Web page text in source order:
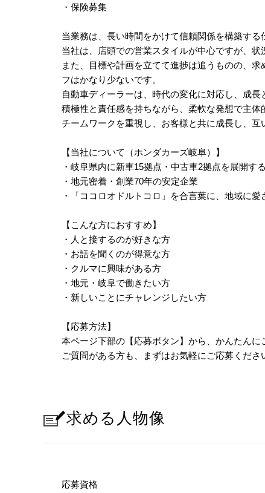
・保険募集
当業務は、長い時間をかけて信頼関係を構築する
当社は、店頭での営業スタイルが中心ですが、状
また、目標や計画を立てて進捗は追うものの、
フはかなり少ないです。
自動車ディーラーは、時代の変化に対応し、成長
積極性と責任感を持ちながら、柔軟な発想で主体
チームワークを重視し、お客様と共に成長し、
【当社について（ホンダカーズ岐阜）】
・岐阜県内に新車15拠点・中古車2拠点を展開す
・地元密着・創業70年の安定企業
・「ココロオドルトコロ」を合言葉に、地域に
【こんな方におすすめ】
・人と接するのが好きな方
・お話を聞くのが得意な方
・クルマに興味がある方
・地元・岐阜で働きたい方
・新しいことにチャレンジしたい方
【応募方法】
本ページ下部の【応募ボタン】から、かんたんに
ご質問がある方も、まずはお気軽にご応募くださ
求める人物像
応募資格